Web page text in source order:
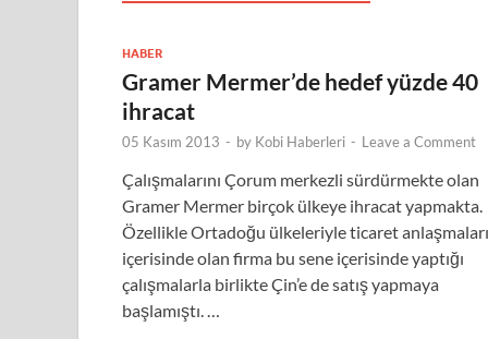
HABER
Gramer Mermer’de hedef yüzde 40
ihracat
05 Kasım 2013 - by Kobi Haberleri - Leave a Comment
Çalışmalarını Çorum merkezli sürdürmekte olan
Gramer Mermer birçok ülkeye ihracat yapmakta.
Özellikle Ortadoğu ülkeleriyle ticaret anlaşmaları
içerisinde olan firma bu sene içerisinde yaptığı
çalışmalarla birlikte Çin’e de satış yapmaya
başlamıştı. …